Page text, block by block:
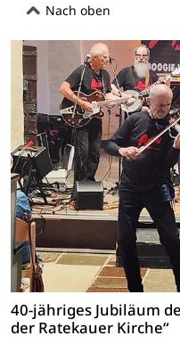
Nach oben
40-jähriges Jubiläum
der Ratekauer Kirche“